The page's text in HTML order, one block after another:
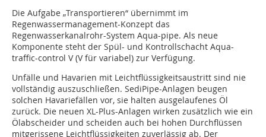
Die Aufgabe „Transportieren“ übernimmt im
Regenwassermanagement-Konzept das
Regenwasserkanalrohr-System Aqua-pipe. Als neue
Komponente steht der Spül- und Kontrollschacht Aqua-
traffic-control V (V für variabel) zur Verfügung.
Unfälle und Havarien mit Leichtflüssigkeitsaustritt sind nie
vollständig auszuschließen. SediPipe-Anlagen beugen
solchen Havariefällen vor, sie halten ausgelaufenes Öl
zurück. Die neuen XL-Plus-Anlagen wirken zusätzlich wie ein
Ölabscheider und scheiden auch bei hohen Durchflüssen
mitgerissene Leichtflüssigkeiten zuverlässig ab. Der